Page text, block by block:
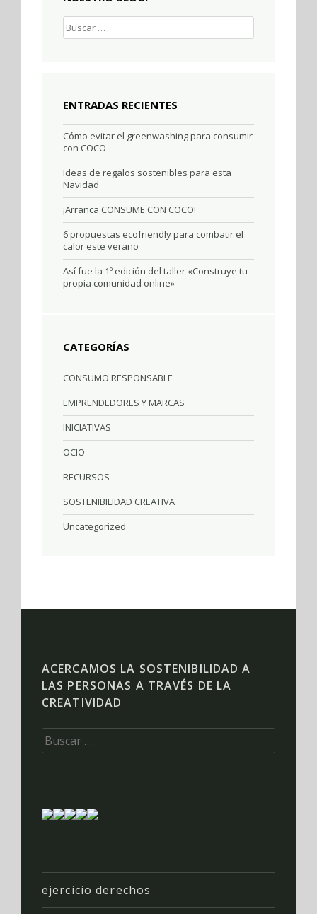
Buscar:
ENTRADAS RECIENTES
Cómo evitar el greenwashing para consumir
con COCO
Ideas de regalos sostenibles para esta
Navidad
¡Arranca CONSUME CON COCO!
6 propuestas ecofriendly para combatir el
calor este verano
Así fue la 1º edición del taller «Construye tu
propia comunidad online»
CATEGORÍAS
CONSUMO RESPONSABLE
EMPRENDEDORES Y MARCAS
INICIATIVAS
OCIO
RECURSOS
SOSTENIBILIDAD CREATIVA
Uncategorized
ACERCAMOS LA SOSTENIBILIDAD A
LAS PERSONAS A TRAVÉS DE LA
CREATIVIDAD
Buscar:
ejercicio derechos